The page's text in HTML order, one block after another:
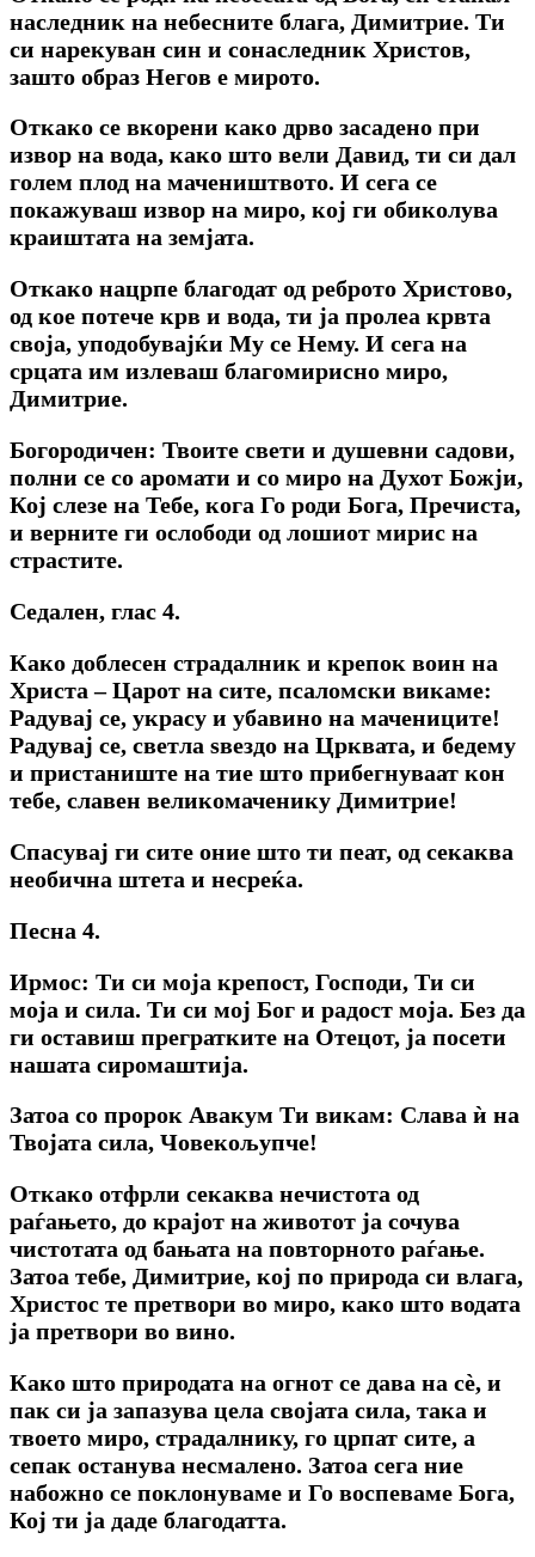
наследник на небесните блага, Димитрие. Ти
си нарекуван син и сонаследник Христов,
зашто образ Негов е мирото.
Откако се вкорени како дрво засадено при
извор на вода, како што вели Давид, ти си дал
голем плод на мачеништвото. И сега се
покажуваш извор на миро, кој ги обиколува
краиштата на земјата.
Откако нацрпе благодат од реброто Христово,
од кое потече крв и вода, ти ја пролеа крвта
своја, уподобувајќи Му се Нему. И сега на
срцата им излеваш благомирисно миро,
Димитрие.
Богородичен: Твоите свети и душевни садови,
полни се со аромати и со миро на Духот Божји,
Кој слезе на Тебе, кога Го роди Бога, Пречиста,
и верните ги ослободи од лошиот мирис на
страстите.
Седален, глас 4.
Како доблесен страдалник и крепок воин на
Христа – Царот на сите, псаломски викаме:
Радувај се, украсу и убавино на мачениците!
Радувај се, светла ѕвездо на Црквата, и бедему
и пристаниште на тие што прибегнуваат кон
тебе, славен великомаченику Димитрие!
Спасувај ги сите оние што ти пеат, од секаква
необична штета и несреќа.
Песна 4.
Ирмос: Ти си моја крепост, Господи, Ти си
моја и сила. Ти си мој Бог и радост моја. Без да
ги оставиш прегратките на Отецот, ја посети
нашата сиромаштија.
Затоа со пророк Авакум Ти викам: Слава ѝ на
Твојата сила, Човекољупче!
Откако отфрли секаква нечистота од
раѓањето, до крајот на животот ја сочува
чистотата од бањата на повторното раѓање.
Затоа тебе, Димитрие, кој по природа си влага,
Христос те претвори во миро, како што водата
ја претвори во вино.
Како што природата на огнот се дава на сѐ, и
пак си ја запазува цела својата сила, така и
твоето миро, страдалнику, го црпат сите, а
сепак останува несмалено. Затоа сега ние
набожно се поклонуваме и Го воспеваме Бога,
Кој ти ја даде благодатта.